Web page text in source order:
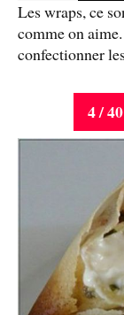
Les wraps, ce
comme on
confectionner
4 / 40